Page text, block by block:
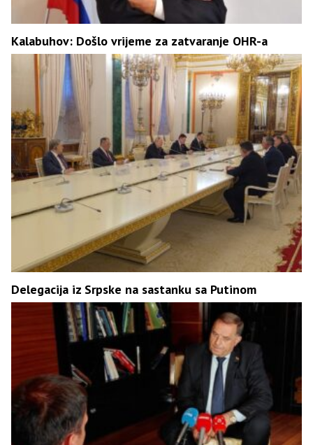
Kalabuhov: Došlo vrijeme za zatvaranje OHR-a
Delegacija iz Srpske na sastanku sa Putinom